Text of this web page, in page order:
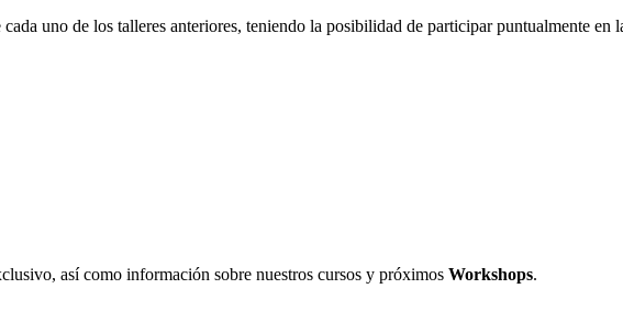
uno de los talleres anteriores, teniendo la posibilidad de participar puntualmente en
así como información sobre nuestros cursos y próximos Workshops.